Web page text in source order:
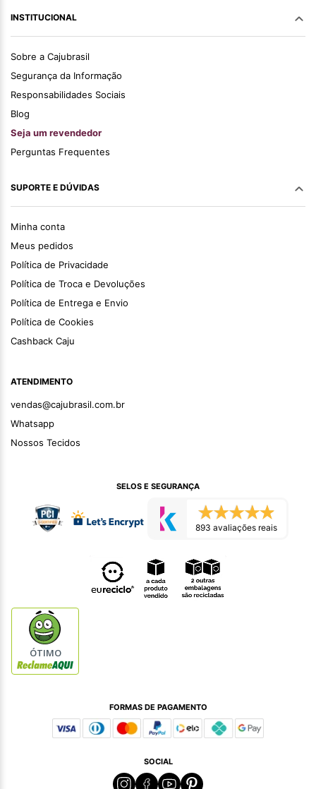
INSTITUCIONAL
Sobre a Cajubrasil
Segurança da Informação
Responsabilidades Sociais
Blog
Seja um revendedor
Perguntas Frequentes
SUPORTE E DÚVIDAS
Minha conta
Meus pedidos
Política de Privacidade
Política de Troca e Devoluções
Política de Entrega e Envio
Política de Cookies
Cashback Caju
ATENDIMENTO
vendas@cajubrasil.com.br
Whatsapp
Nossos Tecidos
SELOS E SEGURANÇA
893 avaliações reais
ÓTIMO
FORMAS DE PAGAMENTO
SOCIAL